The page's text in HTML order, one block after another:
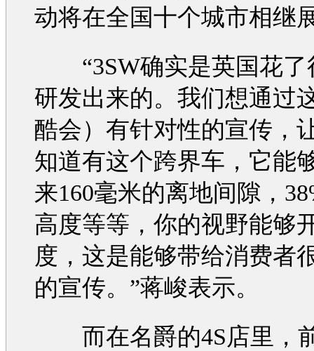
动将在全国十个城市相继
“3SW确实是英国花
研发出来的。我们想通过
酷会）有针对性的宣传，
知道有这个跨界车，它能
来160毫米的离地间隙，
高度等等，你的视野能够
度，这是能够带给消费者
的宣传。”蒋峻表示。
而在名爵的4S店里，